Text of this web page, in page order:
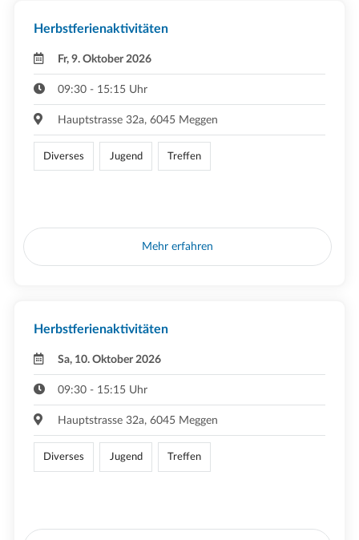
Herbstferienaktivitäten
Fr, 9. Oktober 2026
09:30 - 15:15 Uhr
Hauptstrasse 32a, 6045 Meggen
Diverses Jugend Treffen
Mehr erfahren
Herbstferienaktivitäten
Sa, 10. Oktober 2026
09:30 - 15:15 Uhr
Hauptstrasse 32a, 6045 Meggen
Diverses Jugend Treffen